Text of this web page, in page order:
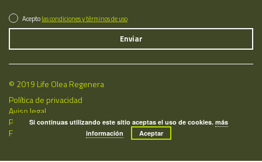
Aceptolas condiciones y términos de uso
© 2019 Life Olea Regenera
Política de privacidad
Aviso legal
Política de cookies
Fecha de última actualización: 07/08/2026
Si continuas utilizando este sitio aceptas el uso de cookies.más
información
Aceptar